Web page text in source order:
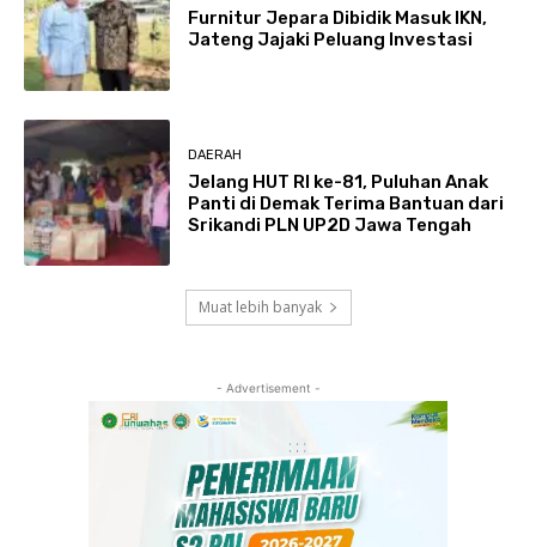
Furnitur Jepara Dibidik Masuk IKN,
Jateng Jajaki Peluang Investasi
DAERAH
Jelang HUT RI ke-81, Puluhan Anak
Panti di Demak Terima Bantuan dari
Srikandi PLN UP2D Jawa Tengah
Muat lebih banyak
- Advertisement -